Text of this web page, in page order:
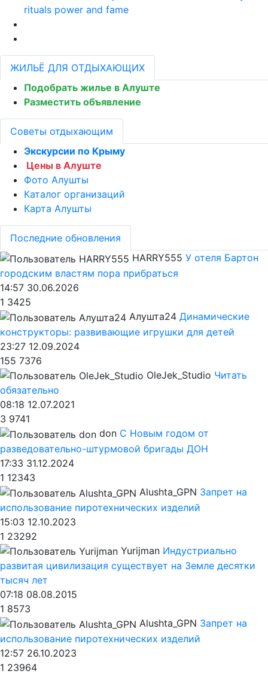
rituals power and fame
ЖИЛЬЁ ДЛЯ ОТДЫХАЮЩИХ
Подобрать жилье в Алуште
Разместить объявление
Советы отдыхающим
Экскурсии по Крыму
Цены в Алуште
Фото Алушты
Каталог организаций
Карта Алушты
Последние обновления
HARRY555 У отеля Бартон
городским властям пора прибраться
14:57 30.06.2026
1 3425
Алушта24 Динамические
конструкторы: развивающие игрушки для детей
23:27 12.09.2024
155 7376
OleJek_Studio Читать
обязательно
08:18 12.07.2021
3 9741
don С Новым годом от
разведовательно-штурмовой бригады ДОН
17:33 31.12.2024
1 12343
Alushta_GPN Запрет на
использование пиротехнических изделий
15:03 12.10.2023
1 23292
Yurijman Индустриально
развитая цивилизация существует на Земле десятки
тысяч лет
07:18 08.08.2015
1 8573
Alushta_GPN Запрет на
использование пиротехнических изделий
12:57 26.10.2023
1 23964